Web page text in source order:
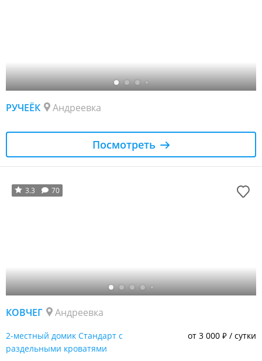
РУЧЕЁК Андреевка
Посмотреть
3.3 70
КОВЧЕГ Андреевка
2-местный домик Стандарт с
раздельными кроватями
от 3 000 ₽ / сутки